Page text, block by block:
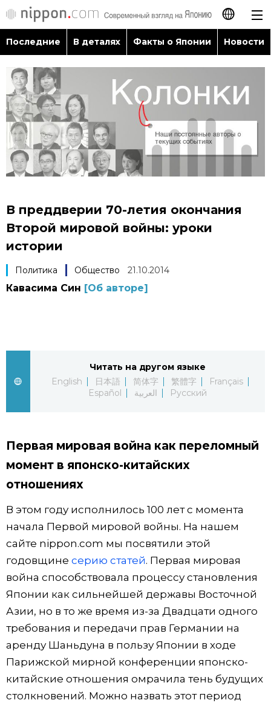
日本語
简体字
繁體字
العربية
Последние
В деталях
Новости
Путеводитель по Японии
Фото/Видео
Экономика
Культура
Жизнь
Технологии
Токио
От редакции
Японский язык
Семья
official SNS
Последние В деталях Факты о Японии Новости
В преддверии 70-летия окончания
Второй мировой войны: уроки
истории
Политика Общество 21.10.2014
Кавасима Син [Об авторе]
Читать на другом языке
English
日本語 简体字 繁體字
Français
Español
العربية Русский
Первая мировая война как переломный
момент в японско-китайских
отношениях
В этом году исполнилось 100 лет с момента
начала Первой мировой войны. На нашем
сайте nippon.com мы посвятили этой
годовщине серию статей. Первая мировая
война способствовала процессу становления
Японии как сильнейшей державы Восточной
Азии, но в то же время из-за Двадцати одного
требования и передачи прав Германии на
аренду Шаньдуна в пользу Японии в ходе
Парижской мирной конференции японско-
китайские отношения омрачила тень будущих
столкновений. Можно назвать этот период